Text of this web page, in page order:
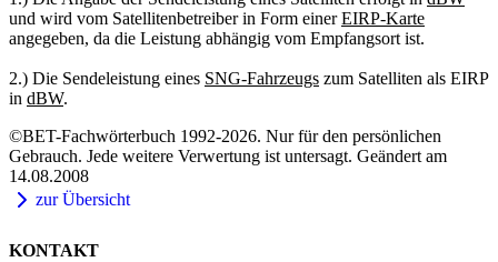
und wird vom Satellitenbetreiber in Form einerEIRP-Karte
angegeben, da die Leistung abhängig vom Empfangsort ist.
2.) Die Sendeleistung eines SNG-Fahrzeugs zum Satelliten als EIRP
in dBW.
©BET-Fachwörterbuch 1992-2026. Nur für den persönlichen
Gebrauch. Jede weitere Verwertung ist untersagt. Geändert am
14.08.2008
zur Übersicht
KONTAKT